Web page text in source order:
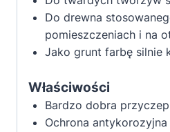
Do drewna
pomieszczeniach i na
Jako grunt farbę silnie
Właściwości
Bardzo dobra
Ochrona antykorozyjna